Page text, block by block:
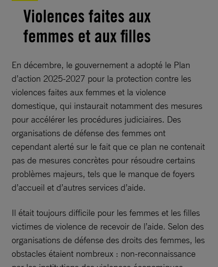
Violences faites aux
femmes et aux filles
En décembre, le gouvernement a adopté le Plan
d’action 2025-2027 pour la protection contre les
violences faites aux femmes et la violence
domestique, qui instaurait notamment des mesures
pour accélérer les procédures judiciaires. Des
organisations de défense des femmes ont
cependant alerté sur le fait que ce plan ne contenait
pas de mesures concrètes pour résoudre certains
problèmes majeurs, tels que le manque de foyers
d’accueil et d’autres services d’aide.
Il était toujours difficile pour les femmes et les filles
victimes de violence de recevoir de l’aide. Selon des
organisations de défense des droits des femmes, les
obstacles étaient nombreux : non-reconnaissance